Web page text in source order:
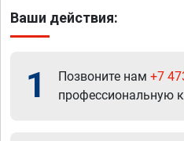
Ваши действия:
1 Позвоните нам +7
профессиональную